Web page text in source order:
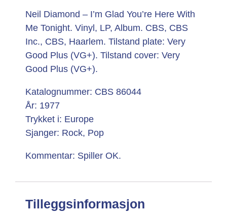
Neil Diamond – I’m Glad You’re Here With
Me Tonight. Vinyl, LP, Album. CBS, CBS
Inc., CBS, Haarlem. Tilstand plate: Very
Good Plus (VG+). Tilstand cover: Very
Good Plus (VG+).
Katalognummer: CBS 86044
År: 1977
Trykket i: Europe
Sjanger: Rock, Pop
Kommentar: Spiller OK.
Tilleggsinformasjon